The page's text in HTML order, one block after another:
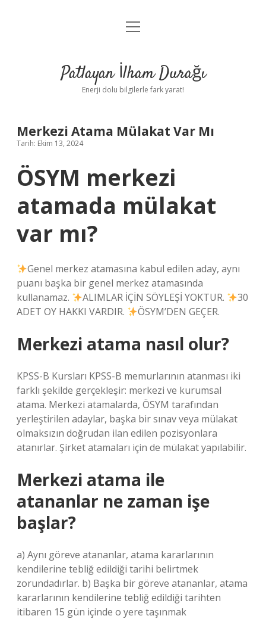
Anasayfa
Yasal Uyarı
menüyü
Patlayan İlham Durağı
Enerji dolu bilgilerle fark yarat!
Merkezi Atama Mülakat Var Mı
Tarih: Ekim 13, 2024
ÖSYM merkezi
atamada mülakat
var mı?
Genel merkez atamasına kabul edilen aday, aynı
puanı başka bir genel merkez atamasında
kullanamaz.
ALIMLAR İÇİN SÖYLEŞİ YOKTUR.
30
ADET OY HAKKI VARDIR.
ÖSYM’DEN GEÇER.
Merkezi atama nasıl olur?
KPSS-B Kursları KPSS-B memurlarının atanması iki
farklı şekilde gerçekleşir: merkezi ve kurumsal
atama. Merkezi atamalarda, ÖSYM tarafından
yerleştirilen adaylar, başka bir sınav veya mülakat
olmaksızın doğrudan ilan edilen pozisyonlara
atanırlar. Şirket atamaları için de mülakat yapılabilir.
Merkezi atama ile
atananlar ne zaman işe
başlar?
a) Aynı göreve atananlar, atama kararlarının
kendilerine tebliğ edildiği tarihi belirtmek
zorundadırlar. b) Başka bir göreve atananlar, atama
kararlarının kendilerine tebliğ edildiği tarihten
itibaren 15 gün içinde o yere taşınmak